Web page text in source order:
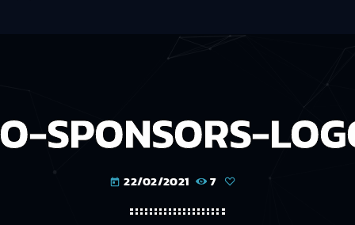
SPONSORS-
today 22/02/2021 7